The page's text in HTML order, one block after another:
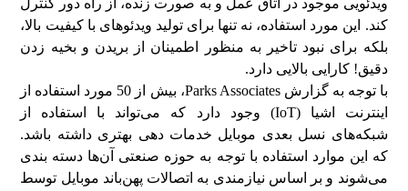
ویدئویی موجود در اتاق عمل و به صورت زنده، از راه دور کنترل
کند. این مورد استفاده، نه تنها برای تولید ویدئوهای با کیفیت بالا،
بلکه برای نبود تاخیر به منظور اطمینان از بریدن و بخیه زدن
دقیق! کارایی بالایی دارد.
با توجه به گزارش Parks Associates، بیش از 50 مورد استفاده از
اینترنت اشیا (IoT) وجود دارد که می‌تواند با استفاده از
شبکه‌های نسل بعدی موبایل خدمات دهی بهتری داشته باشد.
که این موارد استفاده با توجه به حوزه صنعتی آن‌ها دسته بندی
می‌شوند و بر اساس نیازمندی به اتصالات پهن‌باند موبایل توسط